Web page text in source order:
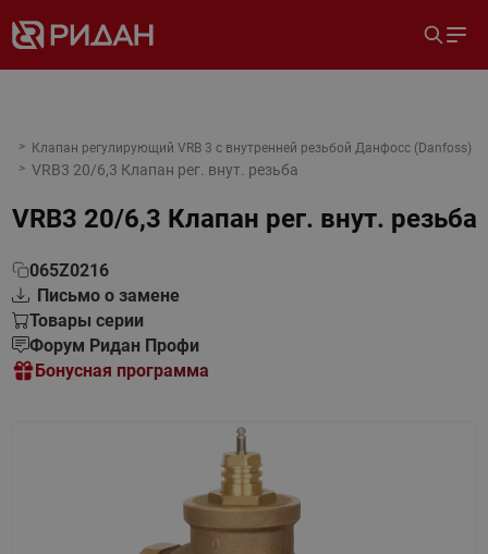
Клапан регулирующий VRB 3 с внутренней резьбой Данфосс (Danfoss)
VRB3 20/6,3 Клапан рег. внут. резьба
VRB3 20/6,3 Клапан рег. внут. резьба
065Z0216
Письмо о замене
Товары серии
Форум Ридан Профи
Бонусная программа